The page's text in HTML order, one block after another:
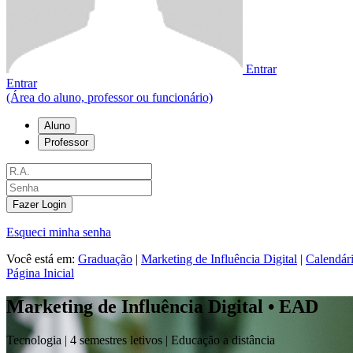
Entrar
Entrar
(Área do aluno, professor ou funcionário)
Aluno
Professor
Fazer Login
Esqueci minha senha
Você está em: Graduação | Marketing de Influência Digital |
Página Inicial
Marketing de Influência Digital • EAD
Tecnologia | 4 semestres letivos | Educação a distância